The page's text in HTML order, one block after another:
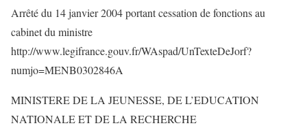
Arrêté du 14 janvier 2004 portant cessation de fonctions au
cabinet du ministre
http://www.legifrance.gouv.fr/WAspad/UnTexteDeJorf?
numjo=MENB0302846A
MINISTERE DE LA JEUNESSE, DE L’EDUCATION
NATIONALE ET DE LA RECHERCHE